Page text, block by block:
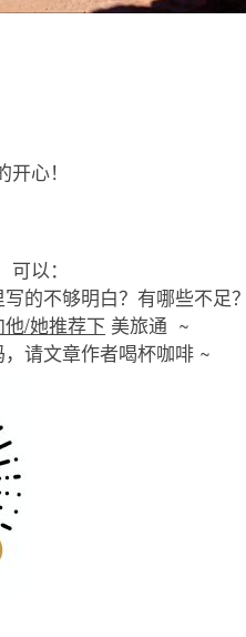
心！
可以：
的不够明白？有哪些不足
他/她推荐下 美旅通 ~
请文章作者喝杯咖啡 ~